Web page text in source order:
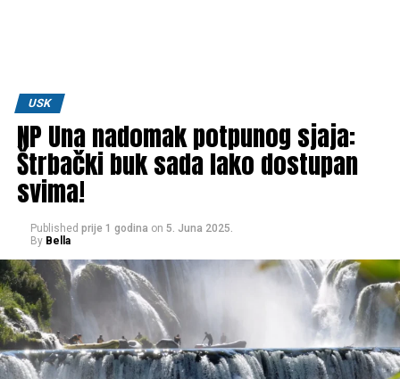
USK
NP Una nadomak potpunog sjaja:
Štrbački buk sada lako dostupan
svima!
Published prije 1 godina on 5. Juna 2025.
By Bella